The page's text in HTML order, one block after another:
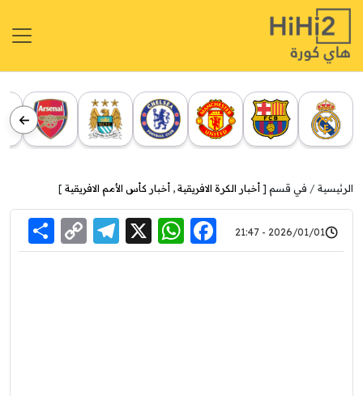
الرئيسية في قسم [ أخبار الكرة الافريقية , أخبار كأس الأمم الافريقية ]
2026/01/01 - 21:47
Facebook
WhatsApp
X
Link